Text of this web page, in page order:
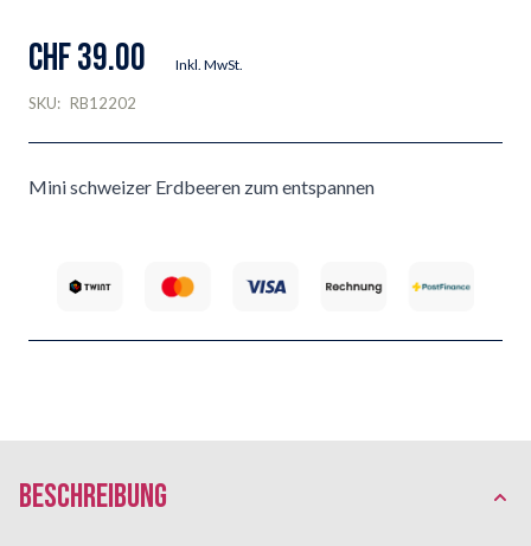
CHF 39.00 Inkl. MwSt.
SKU: RB12202
Mini schweizer Erdbeeren zum entspannen
Beschreibung